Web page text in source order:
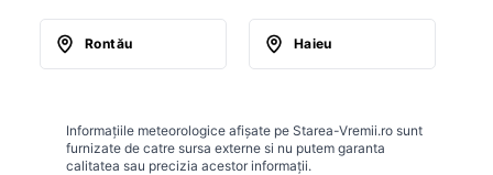
Rontău Haieu
Informațiile meteorologice afișate pe Starea-Vremii.ro sunt
furnizate de catre sursa externe si nu putem garanta
calitatea sau precizia acestor informații.